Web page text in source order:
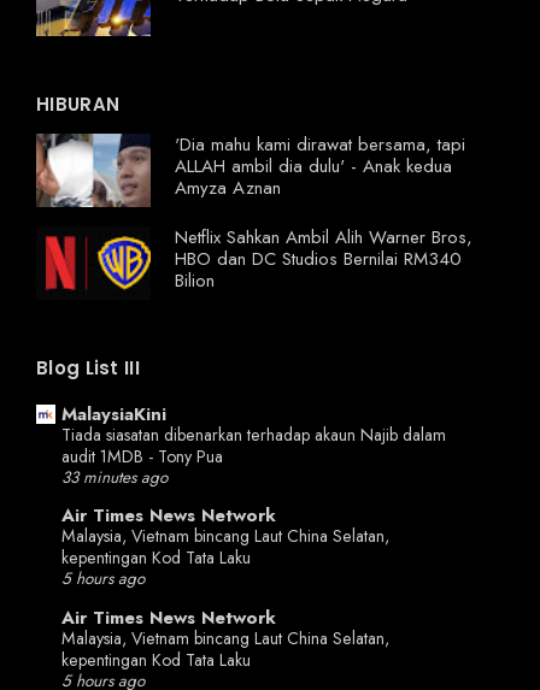
HIBURAN
'Dia mahu kami dirawat bersama, tapi
ALLAH ambil dia dulu' - Anak kedua
Amyza Aznan
Netflix Sahkan Ambil Alih Warner Bros,
HBO dan DC Studios Bernilai RM340
Bilion
Blog List III
MalaysiaKini
Tiada siasatan dibenarkan terhadap akaun Najib dalam
audit 1MDB - Tony Pua
33 minutes ago
Air Times News Network
Malaysia, Vietnam bincang Laut China Selatan,
kepentingan Kod Tata Laku
5 hours ago
Air Times News Network
Malaysia, Vietnam bincang Laut China Selatan,
kepentingan Kod Tata Laku
5 hours ago